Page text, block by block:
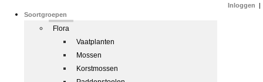
Soortgroepen
Flora
Vaatplanten
Mossen
Korstmossen
Inloggen |